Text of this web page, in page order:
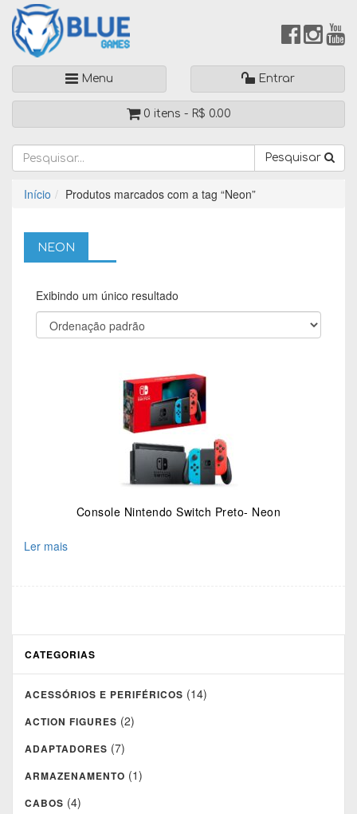
Menu Entrar
0 itens - R$ 0.00
Pesquisar
Início Produtos marcados com a tag “Neon”
NEON
Exibindo um único resultado
Console Nintendo Switch Preto- Neon
Ler mais
CATEGORIAS
ACESSÓRIOS E PERIFÉRICOS (14)
ACTION FIGURES (2)
ADAPTADORES (7)
ARMAZENAMENTO (1)
CABOS (4)